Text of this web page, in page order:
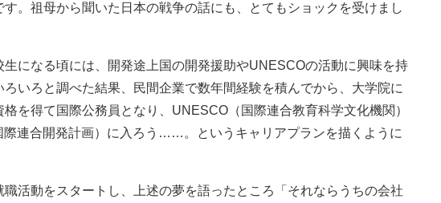
す。祖母から聞いた日本の戦争の話にも、とてもショックを受けまし
生になる頃には、開発途上国の開発援助やUNESCOの活動に興味を持
ろいろと調べた結果、民間企業で数年間経験を積んでから、大学院に
格を得て国際公務員となり、UNESCO（国際連合教育科学文化機関）
際連合開発計画）に入ろう……。というキャリアプランを描くように
職活動をスタートし、上述の夢を語ったところ「それならうちの会社